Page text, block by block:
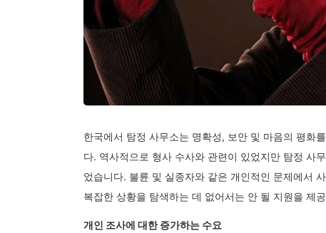
한국에서 탐정 사무소는 명확성, 보안 및 마음의 평화
다. 역사적으로 형사 수사와 관련이 있었지만 탐정 사
었습니다. 불륜 및 실종자와 같은 개인적인 문제에서
복잡한 상황을 탐색하는 데 없어서는 안 될 지원을 제
개인 조사에 대한 증가하는 수요